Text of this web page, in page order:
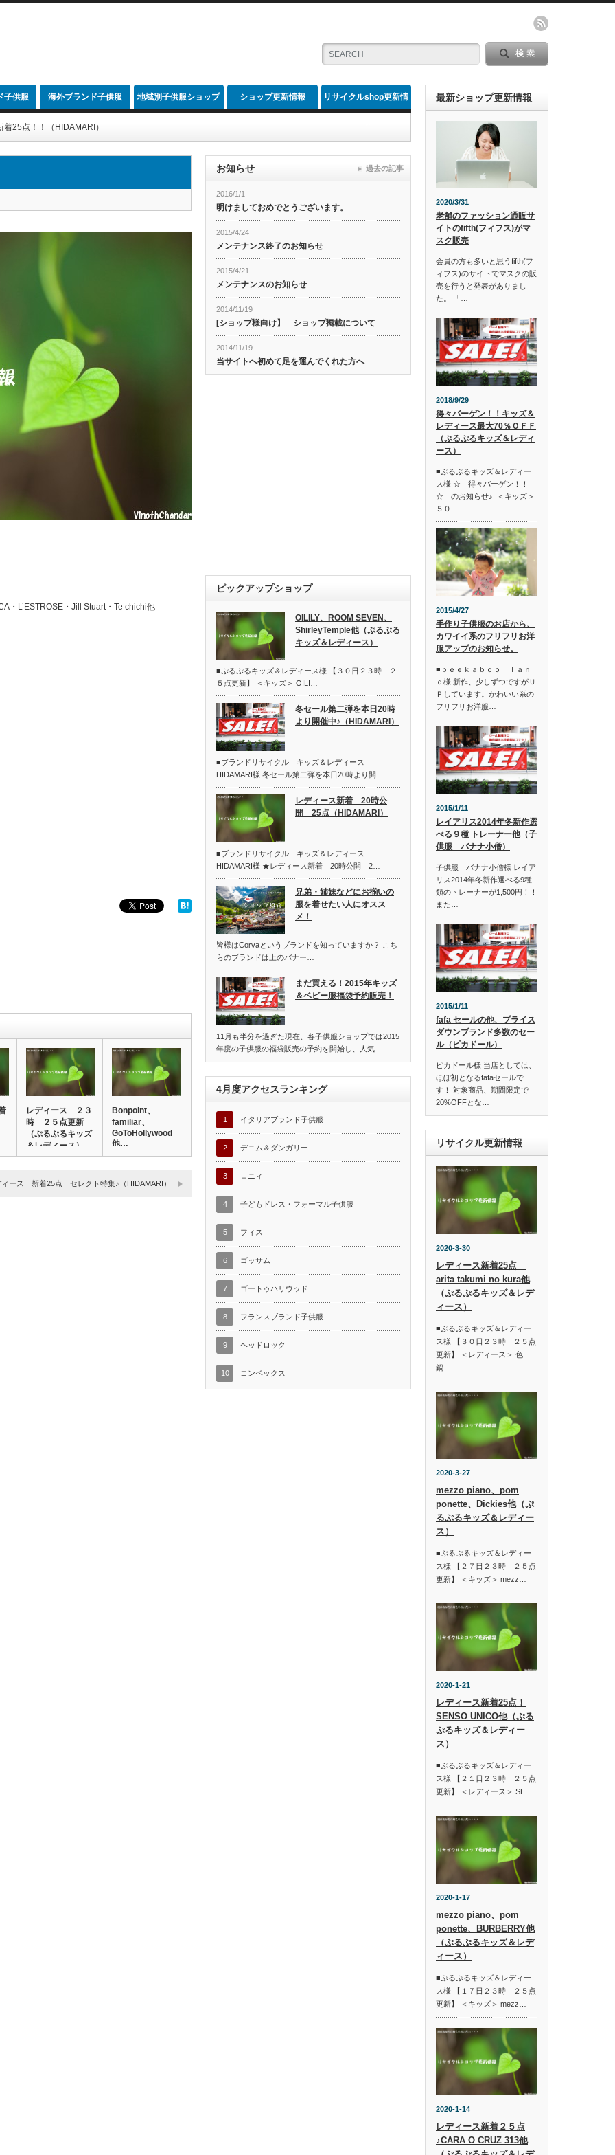
子供服 海外ブランド子供服 地域別子供服ショップ ショップ更新情報 リサイクルshop更新情
25点！！（HIDAMARI）
・L’ESTROSE・Jill Stuart・Te chichi他
レディース ２３
時 ２５点更新
（ぷるぷるキッズ
＆レディース）
Bonpoint、
familiar、
GoToHollywood
他…
ィース 新着25点 セレクト特集♪（HIDAMARI）
お知らせ
2016/1/1
明けましておめでとうございます。
2015/4/24
メンテナンス終了のお知らせ
2015/4/21
メンテナンスのお知らせ
2014/11/19
[ショップ様向け】 ショップ掲載について
2014/11/19
当サイトへ初めて足を運んでくれた方へ
過去の記事
ピックアップショップ
OILILY、ROOM SEVEN、
ShirleyTemple他（ぷるぷる
キッズ＆レディース）
■ぷるぷるキッズ＆レディース様 【３０日２３時 ２
５点更新】 ＜キッズ＞ OILI…
冬セール第二弾を本日20時
より開催中♪（HIDAMARI）
■ブランドリサイクル キッズ＆レディース
HIDAMARI様 冬セール第二弾を本日20時より開…
レディース新着 20時公
開 25点（HIDAMARI）
■ブランドリサイクル キッズ＆レディース
HIDAMARI様 ★レディース新着 20時公開 2…
兄弟・姉妹などにお揃いの
服を着せたい人にオスス
メ！
皆様はCorvaというブランドを知っていますか？ こち
らのブランドは上のバナー…
まだ買える！2015年キッズ
＆ベビー服福袋予約販売！
11月も半分を過ぎた現在、各子供服ショップでは2015
年度の子供服の福袋販売の予約を開始し、人気…
4月度アクセスランキング
1 イタリアブランド子供服
2 デニム＆ダンガリー
3 ロニィ
4 子どもドレス・フォーマル子供服
5 フィス
6 ゴッサム
7 ゴートゥハリウッド
8 フランスブランド子供服
9 ヘッドロック
10 コンベックス
最新ショップ更新情報
2020/3/31
老舗のファッション通販サ
イトのfifth(フィフス)がマ
スク販売
会員の方も多いと思うfifth(フ
ィフス)のサイトでマスクの販
売を行うと発表がありまし
た。 「…
2018/9/29
得々バーゲン！！キッズ＆
レディース最大70％ＯＦＦ
（ぷるぷるキッズ＆レディ
ース）
■ぷるぷるキッズ＆レディー
ス様 ☆ 得々バーゲン！！
☆ のお知らせ♪ ＜キッズ＞
５０…
2015/4/27
手作り子供服のお店から、
カワイイ系のフリフリお洋
服アップのお知らせ。
■ｐｅｅｋａｂｏｏ ｌａｎ
ｄ様 新作、少しずつですがＵ
Ｐしています。かわいい系の
フリフリお洋服…
2015/1/11
レイアリス2014年冬新作選
べる９種 トレーナー他（子
供服 バナナ小僧）
子供服 バナナ小僧様 レイア
リス2014年冬新作選べる9種
類のトレーナーが1,500円！！
また…
2015/1/11
fafa セールの他、プライス
ダウンブランド多数のセー
ル（ピカドール）
ピカドール様 当店としては、
ほぼ初となるfafaセールで
す！ 対象商品、期間限定で
20%OFFとな…
リサイクル更新情報
2020-3-30
レディース新着25点
arita takumi no kura他
（ぷるぷるキッズ＆レデ
ィース）
■ぷるぷるキッズ＆レディー
ス様 【３０日２３時 ２５点
更新】 ＜レディース＞ 色
鍋…
2020-3-27
mezzo piano、pom
ponette、Dickies他（ぷ
るぷるキッズ＆レディー
ス）
■ぷるぷるキッズ＆レディー
ス様 【２７日２３時 ２５点
更新】 ＜キッズ＞ mezz…
2020-1-21
レディース新着25点！
SENSO UNICO他（ぷる
ぷるキッズ＆レディー
ス）
■ぷるぷるキッズ＆レディー
ス様 【２１日２３時 ２５点
更新】 ＜レディース＞ SE…
2020-1-17
mezzo piano、pom
ponette、BURBERRY他
（ぷるぷるキッズ＆レデ
ィース）
■ぷるぷるキッズ＆レディー
ス様 【１７日２３時 ２５点
更新】 ＜キッズ＞ mezz…
2020-1-14
レディース新着２５点
♪CARA O CRUZ 313他